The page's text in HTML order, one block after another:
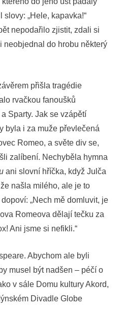
„Hele, kapavka!“
nepodařilo zjistit, zdali si
neobjednal do hrobu některý
přišla tragédie
rvačkou fanoušků
Sparty. Jak se vzápětí
byla i za muže převlečená
Romeo, a světe div se,
zalíbení. Nechyběla hymna
ani slovní hříčka, když Julča
našla milého, ale je to
„Nech mě domluvit, je
Romeova dělají tečku za
Ani jsme si nefikli.“
Abychom ale byli
musel být nadšen – péčí o
v sále Domu kultury Akord,
Divadle Globe